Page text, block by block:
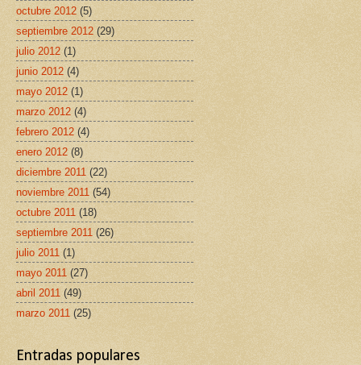
octubre 2012 (5)
septiembre 2012 (29)
julio 2012 (1)
junio 2012 (4)
mayo 2012 (1)
marzo 2012 (4)
febrero 2012 (4)
enero 2012 (8)
diciembre 2011 (22)
noviembre 2011 (54)
octubre 2011 (18)
septiembre 2011 (26)
julio 2011 (1)
mayo 2011 (27)
abril 2011 (49)
marzo 2011 (25)
Entradas populares